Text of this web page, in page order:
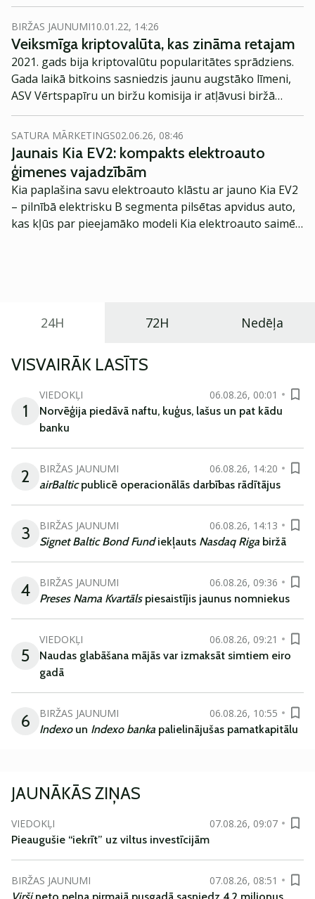
BIRŽAS JAUNUMI10.01.22, 14:26
Veiksmīga kriptovalūta, kas zināma retajam
2021. gads bija kriptovalūtu popularitātes sprādziens.
Gada laikā bitkoins sasniedzis jaunu augstāko līmeni,
ASV Vērtspapīru un biržu komisija ir atļāvusi biržā
tirgotu Bitcoin fondu, un Salvadora ir ieviesusi BTC kā
likumīgu maksāšanas līdzekli. Arī Solana blokķēdes
sistēma ir piedzīvojusi līdzīgu iespaidīgu attīstību gan
no novatoru, gan investoru puses.
SATURA MĀRKETINGS02.06.26, 08:46
Jaunais Kia EV2: kompakts elektroauto
ģimenes vajadzībām
Kia paplašina savu elektroauto klāstu ar jauno Kia EV2
– pilnībā elektrisku B segmenta pilsētas apvidus auto,
kas kļūs par pieejamāko modeli Kia elektroauto saimē
24H 72H Nedēļa
VISVAIRĀK LASĪTS
1
VIEDOKĻI
06.08.26, 00:01
Norvēģija piedāvā naftu, kuģus, lašus un pat kādu
banku
2 BIRŽAS JAUNUMI
06.08.26, 14:20
airBalticpublicē operacionālās darbības rādītājus
3 BIRŽAS JAUNUMI
06.08.26, 14:13
Signet Baltic Bond Fundiekļauts Nasdaq Riga biržā
4 BIRŽAS JAUNUMI
06.08.26, 09:36
Preses Nama Kvartāls piesaistījis jaunus nomniekus
5
VIEDOKĻI
06.08.26, 09:21
Naudas glabāšana mājās var izmaksāt simtiem eiro
gadā
6 BIRŽAS JAUNUMI
06.08.26, 10:55
Indexoun Indexo banka palielinājušas pamatkapitālu
JAUNĀKĀS ZIŅAS
VIEDOKĻI
07.08.26, 09:07
Pieaugušie “iekrīt” uz viltus investīcijām
BIRŽAS JAUNUMI
07.08.26, 08:51